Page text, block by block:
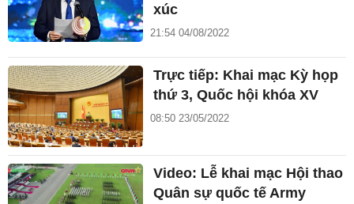
xúc
21:54 04/08/2022
Trực tiếp: Khai mạc Kỳ họp
thứ 3, Quốc hội khóa XV
08:50 23/05/2022
Video: Lễ khai mạc Hội thao
Quân sự quốc tế Army